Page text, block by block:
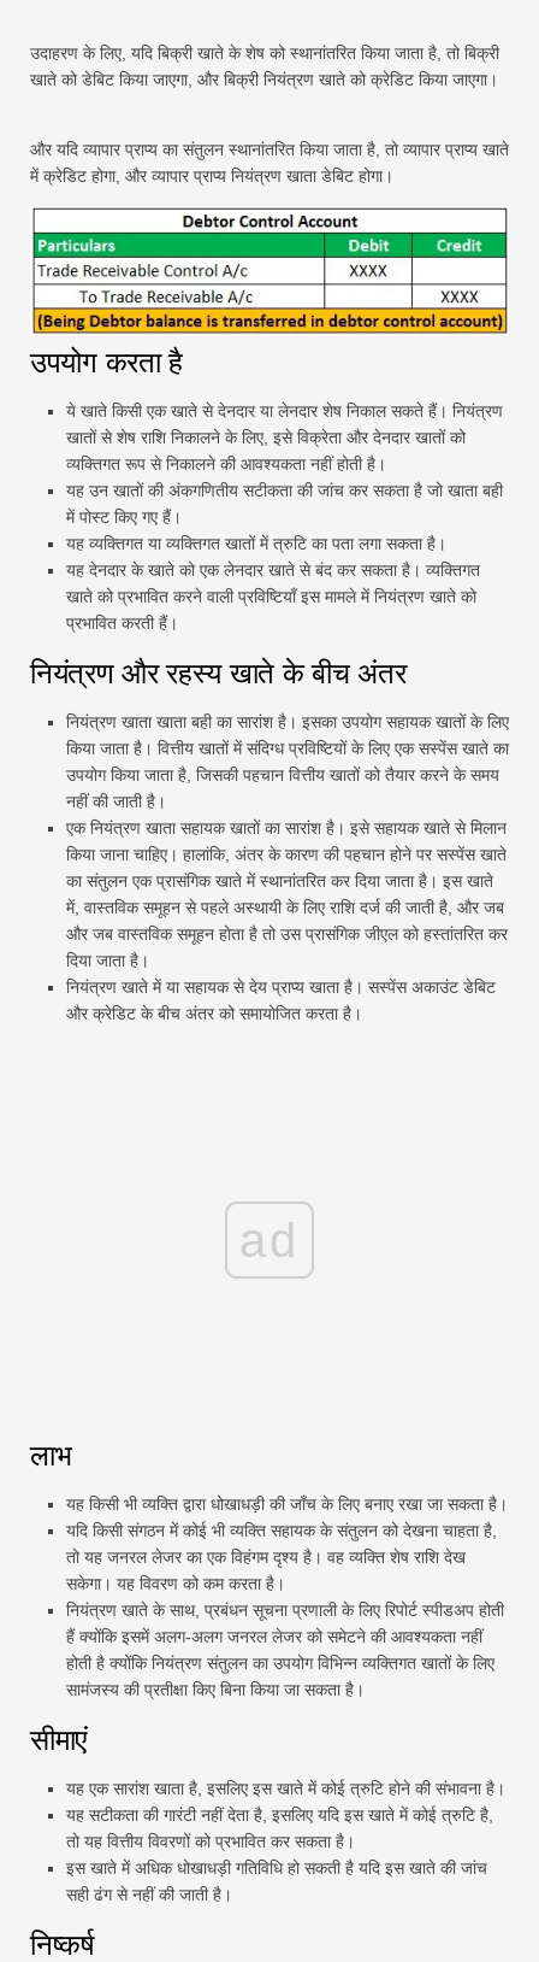
उदाहरण के लिए, यदि बिक्री खाते के शेष को स्थानांतरित किया जाता है, तो बिक्री
खाते को डेबिट किया जाएगा, और बिक्री नियंत्रण खाते को क्रेडिट किया जाएगा।
और यदि व्यापार प्राप्य का संतुलन स्थानांतरित किया जाता है, तो व्यापार प्राप्य खाते
में क्रेडिट होगा, और व्यापार प्राप्य नियंत्रण खाता डेबिट होगा।
उपयोग करता है
ये खाते किसी एक खाते से देनदार या लेनदार शेष निकाल सकते हैं। नियंत्रण
खातों से शेष राशि निकालने के लिए, इसे विक्रेता और देनदार खातों को
व्यक्तिगत रूप से निकालने की आवश्यकता नहीं होती है।
यह उन खातों की अंकगणितीय सटीकता की जांच कर सकता है जो खाता बही
में पोस्ट किए गए हैं।
यह व्यक्तिगत या व्यक्तिगत खातों में त्रुटि का पता लगा सकता है।
यह देनदार के खाते को एक लेनदार खाते से बंद कर सकता है। व्यक्तिगत
खाते को प्रभावित करने वाली प्रविष्टियाँ इस मामले में नियंत्रण खाते को
प्रभावित करती हैं।
नियंत्रण और रहस्य खाते के बीच अंतर
नियंत्रण खाता खाता बही का सारांश है। इसका उपयोग सहायक खातों के लिए
किया जाता है। वित्तीय खातों में संदिग्ध प्रविष्टियों के लिए एक सस्पेंस खाते का
उपयोग किया जाता है, जिसकी पहचान वित्तीय खातों को तैयार करने के समय
नहीं की जाती है।
एक नियंत्रण खाता सहायक खातों का सारांश है। इसे सहायक खाते से मिलान
किया जाना चाहिए। हालांकि, अंतर के कारण की पहचान होने पर सस्पेंस खाते
का संतुलन एक प्रासंगिक खाते में स्थानांतरित कर दिया जाता है। इस खाते
में, वास्तविक समूहन से पहले अस्थायी के लिए राशि दर्ज की जाती है, और जब
और जब वास्तविक समूहन होता है तो उस प्रासंगिक जीएल को हस्तांतरित कर
दिया जाता है।
नियंत्रण खाते में या सहायक से देय प्राप्य खाता है। सस्पेंस अकाउंट डेबिट
और क्रेडिट के बीच अंतर को समायोजित करता है।
ad
लाभ
यह किसी भी व्यक्ति द्वारा धोखाधड़ी की जाँच के लिए बनाए रखा जा सकता है।
यदि किसी संगठन में कोई भी व्यक्ति सहायक के संतुलन को देखना चाहता है,
तो यह जनरल लेजर का एक विहंगम दृश्य है। वह व्यक्ति शेष राशि देख
सकेगा। यह विवरण को कम करता है।
नियंत्रण खाते के साथ, प्रबंधन सूचना प्रणाली के लिए रिपोर्ट स्पीडअप होती
हैं क्योंकि इसमें अलग-अलग जनरल लेजर को समेटने की आवश्यकता नहीं
होती है क्योंकि नियंत्रण संतुलन का उपयोग विभिन्न व्यक्तिगत खातों के लिए
सामंजस्य की प्रतीक्षा किए बिना किया जा सकता है।
सीमाएं
यह एक सारांश खाता है, इसलिए इस खाते में कोई त्रुटि होने की संभावना है।
यह सटीकता की गारंटी नहीं देता है, इसलिए यदि इस खाते में कोई त्रुटि है,
तो यह वित्तीय विवरणों को प्रभावित कर सकता है।
इस खाते में अधिक धोखाधड़ी गतिविधि हो सकती है यदि इस खाते की जांच
सही ढंग से नहीं की जाती है।
निष्कर्ष